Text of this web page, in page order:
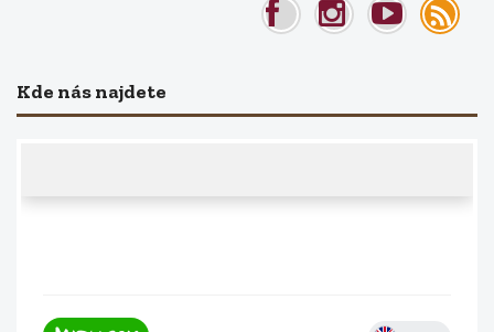
Kde nás najdete